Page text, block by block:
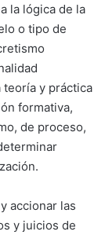
la lógica de la
o tipo de
y práctica
formativa,
de proceso,
accionar las
y juicios de